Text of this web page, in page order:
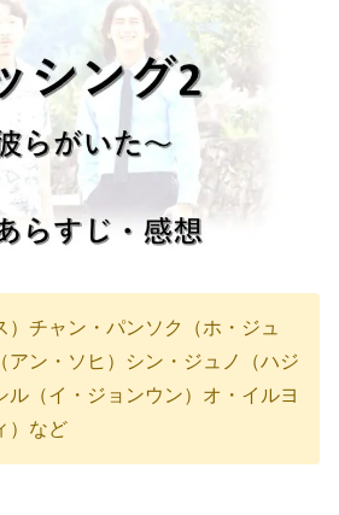
）チャン・パンソク（ホ・ジュ
アン・ソヒ）シン・ジュノ（ハジ
ル（イ・ジョンウン）オ・イルヨ
）など